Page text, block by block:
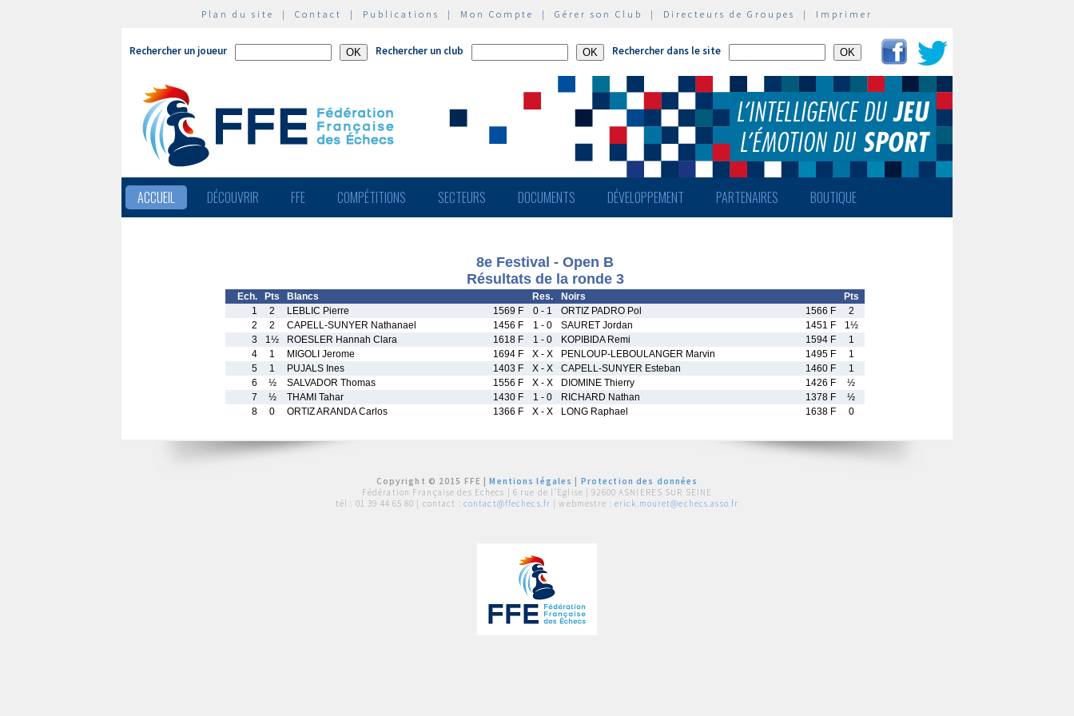
Plan du site | Contact | Publications | Mon Compte | Gérer son Club | Directeurs de Groupes | Imprimer
Rechercher un joueur Rechercher un club Rechercher dans le site
ACCUEIL DÉCOUVRIR FFE COMPÉTITIONS SECTEURS DOCUMENTS DÉVELOPPEMENT PARTENAIRES BOUTIQUE
8e Festival - Open B
Résultats de la ronde 3
Ech. Pts Blancs Res. Noirs
Pts
1
2 LEBLIC Pierre 1569 F 0 - 1 ORTIZ PADRO Pol 1566 F
2
2
2 CAPELL-SUNYER Nathanael 1456 F 1 - 0 SAURET Jordan 1451 F
1½
3
1½ ROESLER Hannah Clara 1618 F 1 - 0 KOPIBIDA Remi 1594 F
1
4
1 MIGOLI Jerome 1694 F X - X PENLOUP-LEBOULANGER Marvin 1495 F
1
5
1 PUJALS Ines 1403 F X - X CAPELL-SUNYER Esteban 1460 F
1
6
½ SALVADOR Thomas 1556 F X - X DIOMINE Thierry 1426 F
½
7
½ THAMI Tahar 1430 F 1 - 0 RICHARD Nathan 1378 F
½
8
0 ORTIZ ARANDA Carlos 1366 F X - X LONG Raphael 1638 F 0
Copyright © 2015 FFE |Mentions légales
Protection des données
Fédération Française des Echecs | 6 rue de l'Eglise | 92600 ASNIERES SUR SEINE
tél : 01 39 44 65 80 | contact : contact@ffechecs.fr | webmestre : erick.mouret@echecs.asso.fr